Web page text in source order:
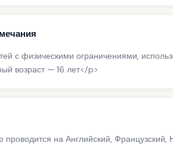
с физическими ограничениями,
возраст — 16 лет</p>
проводится на Английский, Французский,